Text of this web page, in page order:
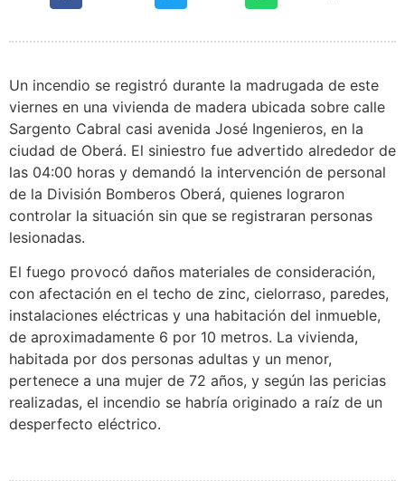
Un incendio se registró durante la madrugada de este
viernes en una vivienda de madera ubicada sobre calle
Sargento Cabral casi avenida José Ingenieros, en la
ciudad de Oberá. El siniestro fue advertido alrededor de
las 04:00 horas y demandó la intervención de personal
de la División Bomberos Oberá, quienes lograron
controlar la situación sin que se registraran personas
lesionadas.
El fuego provocó daños materiales de consideración,
con afectación en el techo de zinc, cielorraso, paredes,
instalaciones eléctricas y una habitación del inmueble,
de aproximadamente 6 por 10 metros. La vivienda,
habitada por dos personas adultas y un menor,
pertenece a una mujer de 72 años, y según las pericias
realizadas, el incendio se habría originado a raíz de un
desperfecto eléctrico.